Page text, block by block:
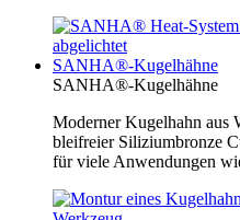
SANHA®-Kugelhähne
SANHA®-Kugelhähne
Moderner Kugelhahn aus
bleifreier Siliziumbronze
für viele Anwendungen